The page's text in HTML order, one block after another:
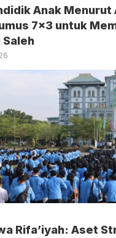
Anak Menurut
7×3 untuk
Saleh
Rifa’iyah: Aset